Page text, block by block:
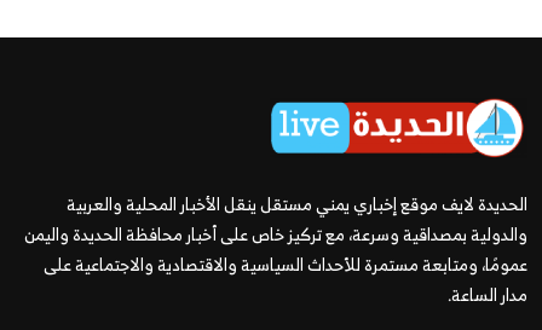
الحديدة لايف موقع إخباري يمني مستقل ينقل الأخبار المحلية والعربية
والدولية بمصداقية وسرعة، مع تركيز خاص على أخبار محافظة الحديدة واليمن
عمومًا، ومتابعة مستمرة للأحداث السياسية والاقتصادية والاجتماعية على
مدار الساعة.